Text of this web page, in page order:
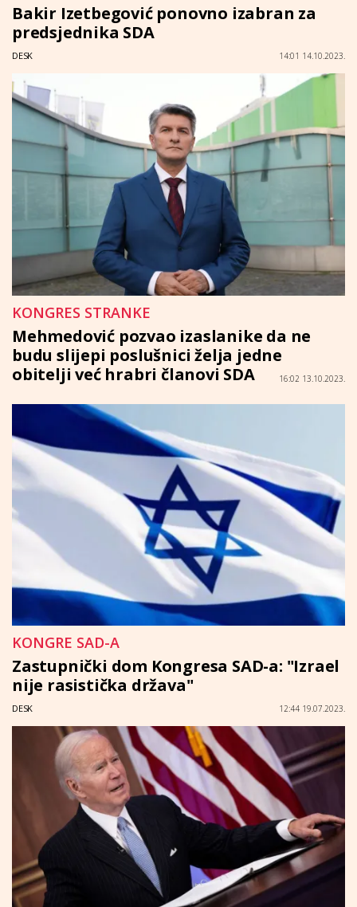
Bakir Izetbegović ponovno izabran za
predsjednika SDA
DESK 14:01 14.10.2023.
KONGRES STRANKE
Mehmedović pozvao izaslanike da ne
budu slijepi poslušnici želja jedne
obitelji već hrabri članovi SDA
16:02 13.10.2023.
KONGRE SAD-A
Zastupnički dom Kongresa SAD-a: "Izrael
nije rasistička država"
DESK 12:44 19.07.2023.